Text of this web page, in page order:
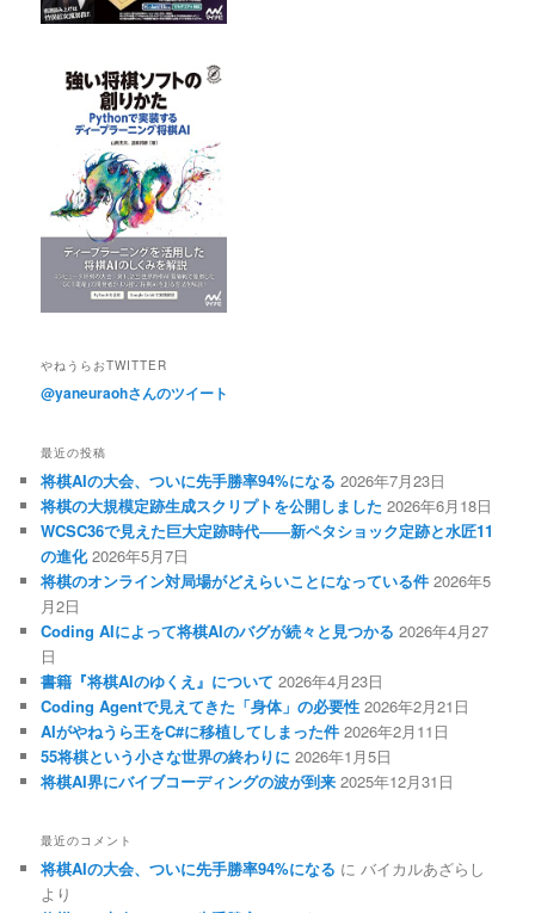
やねうらおTWITTER
@yaneuraohさんのツイート
最近の投稿
将棋AIの大会、ついに先手勝率94%になる 2026年7月23日
将棋の大規模定跡生成スクリプトを公開しました 2026年6月18日
WCSC36で見えた巨大定跡時代――新ペタショック定跡と水匠11
の進化 2026年5月7日
将棋のオンライン対局場がどえらいことになっている件 2026年5
月2日
Coding AIによって将棋AIのバグが続々と見つかる 2026年4月27
日
書籍『将棋AIのゆくえ』について 2026年4月23日
Coding Agentで見えてきた「身体」の必要性 2026年2月21日
AIがやねうら王をC#に移植してしまった件 2026年2月11日
55将棋という小さな世界の終わりに 2026年1月5日
将棋AI界にバイブコーディングの波が到来 2025年12月31日
最近のコメント
将棋AIの大会、ついに先手勝率94%になる にバイカルあざらし
より